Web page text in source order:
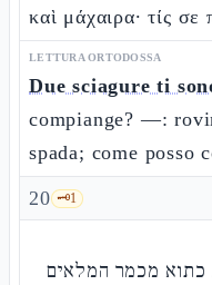
καὶ μάχαιρα· τίς σε
LETTURA ORTODOSSA
Due sciagure ti
compiange? —:
spada; come posso
20 🗝️1
כתוא מכמר המלאים